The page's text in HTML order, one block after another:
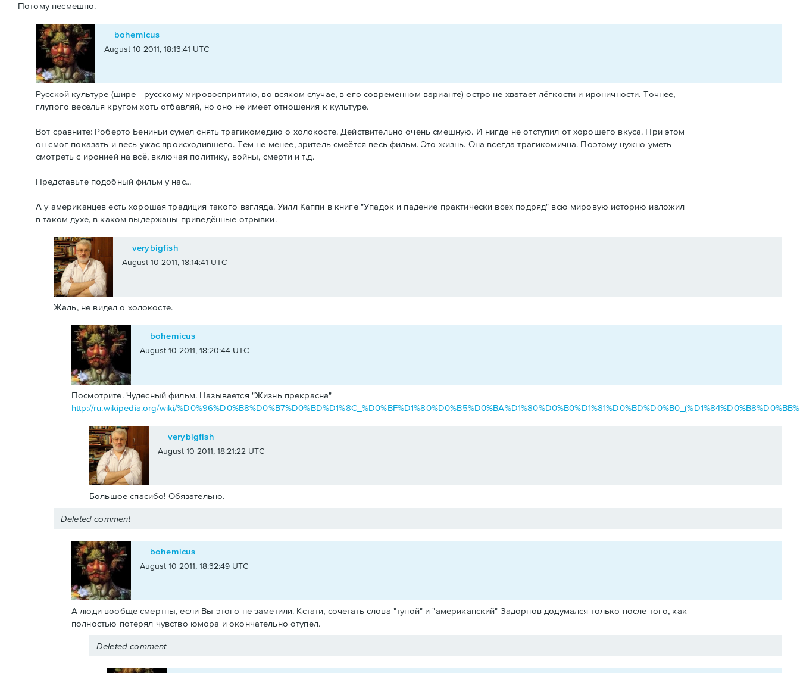
Потому несмешно.
bohemicus
August 10 2011, 18:13:41 UTC
Русской культуре (шире - русскому мировосприятию, во всяком случае, в его современном варианте) остро не хватает лёгкости и ироничности. Точнее,
глупого веселья кругом хоть отбавляй, но оно не имеет отношения к культуре.
Вот сравните: Роберто Бениньи сумел снять трагикомедию о холокосте. Действительно очень смешную. И нигде не отступил от хорошего вкуса. При этом
он смог показать и весь ужас происходившего. Тем не менее, зритель смеётся весь фильм. Это жизнь. Она всегда трагикомична. Поэтому нужно уметь
смотреть с иронией на всё, включая политику, войны, смерти и т.д.
Представьте подобный фильм у нас...
А у американцев есть хорошая традиция такого взгляда. Уилл Каппи в книге "Упадок и падение практически всех подряд" всю мировую историю изложил
в таком духе, в каком выдержаны приведённые отрывки.
verybigfish
August 10 2011, 18:14:41 UTC
Жаль, не видел о холокосте.
bohemicus
August 10 2011, 18:20:44 UTC
Посмотрите. Чудесный фильм. Называется "Жизнь прекрасна"
http://ru.wikipedia.org/wiki/
verybigfish
August 10 2011, 18:21:22 UTC
Большое спасибо! Обязательно.
Deleted comment
bohemicus
August 10 2011, 18:32:49 UTC
А люди вообще смертны, если Вы этого не заметили. Кстати, сочетать слова "тупой" и "американский" Задорнов додумался только после того, как
полностью потерял чувство юмора и окончательно отупел.
Deleted comment